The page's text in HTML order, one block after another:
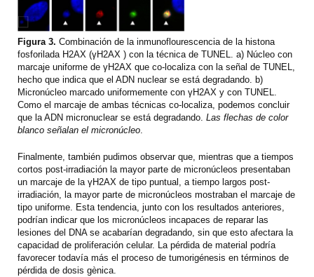
Figura 3. Combinación de la inmunoflourescencia de la histona
fosforilada H2AX (γH2AX ) con la técnica de TUNEL. a) Núcleo con
marcaje uniforme de γH2AX que co-localiza con la señal de TUNEL,
hecho que indica que el ADN nuclear se está degradando. b)
Micronúcleo marcado uniformemente con γH2AX y con TUNEL.
Como el marcaje de ambas técnicas co-localiza, podemos concluir
que la ADN micronuclear se está degradando. Las flechas de color
blanco señalan el micronúcleo
Finalmente, también pudimos observar que, mientras que a tiempos
cortos post-irradiación la mayor parte de micronúcleos presentaban
un marcaje de la γH2AX de tipo puntual, a tiempo largos post-
irradiación, la mayor parte de micronúcleos mostraban el marcaje de
tipo uniforme. Esta tendencia, junto con los resultados anteriores,
podrían indicar que los micronúcleos incapaces de reparar las
lesiones del DNA se acabarían degradando, sin que esto afectara la
capacidad de proliferación celular. La pérdida de material podría
favorecer todavía más el proceso de tumorigénesis en términos de
pérdida de dosis gènica.